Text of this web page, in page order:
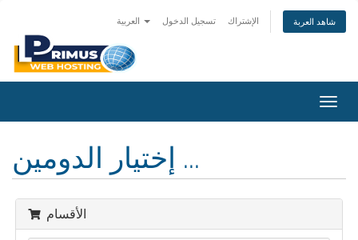
تسجيل الدخول الإشتراك شاهد العربة
تبديل
التنقل
إختيار الدومين ...
الأقسام